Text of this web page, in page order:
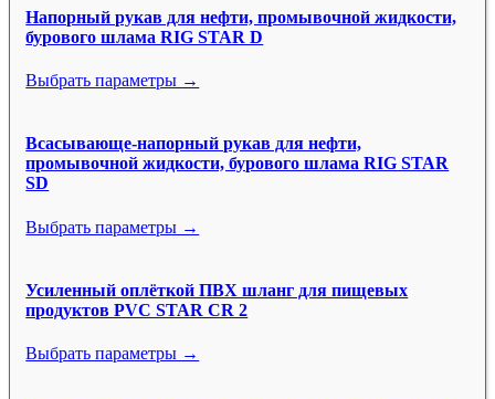
Напорный рукав для нефти, промывочной жидкости,
бурового шлама RIG STAR D
Выбрать параметры →
Всасывающе-напорный рукав для нефти,
промывочной жидкости, бурового шлама RIG STAR
SD
Выбрать параметры →
Усиленный оплёткой ПВХ шланг для пищевых
продуктов PVC STAR CR 2
Выбрать параметры →